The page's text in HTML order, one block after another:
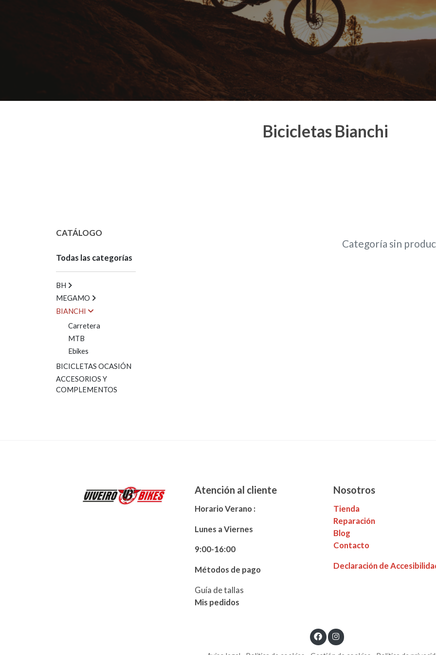
Bicicletas Bianchi
CATÁLOGO
Todas las categorías
BH
MEGAMO
BIANCHI
Carretera
MTB
Ebikes
BICICLETAS OCASIÓN
ACCESORIOS Y
COMPLEMENTOS
Categoría sin
Atención al cliente
Horario Verano :
Lunes aViernes
9:00-16:00
Métodos de pago
Guía de tallas
Mis pedidos
Nosotros
Tienda
Reparación
Blog
Contacto
Declaración de